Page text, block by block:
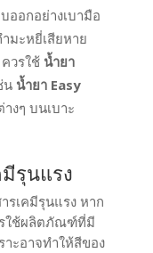
ออกอย่างเบามือ
มะหยี่เสียหาย
วรใช้ น้ำยา
น น้ำยา Easy
งๆ บนเบาะ
รุนแรง
เคมีรุนแรง หาก
รใช้ผลิตภัณฑ์ที่มี
าะอาจทำให้สีของ